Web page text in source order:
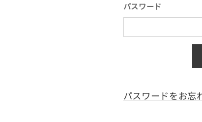
パスワード
パスワードをお忘